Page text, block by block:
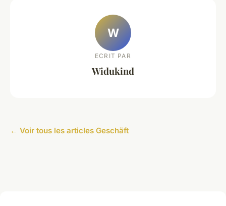
W
ECRIT PAR
Widukind
← Voir tous les articles Geschäft